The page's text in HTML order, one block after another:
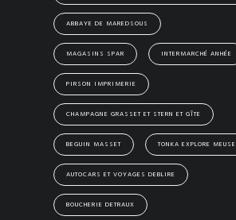
ABBAYE DE MAREDSOUS
MAGASINS SPAR INTERMARCHÉ ANHÉE
PIRSON IMPRIMERIE
CHAMPAGNE GRASSET ET STERN ET GÎTE
BEGUIN MASSET TONKA EXPLORE MEUSE
AUTOCARS ET VOYAGES DEBLIRE
BOUCHERIE DETRAUX